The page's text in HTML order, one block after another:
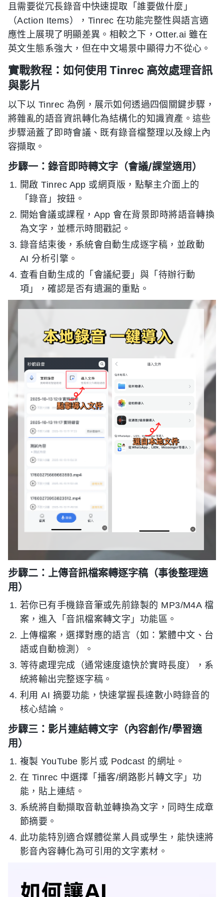
且需要從冗長錄音中快速提取「誰要做什麼」
（Action Items），Tinrec 在功能完整性與語言適
應性上展現了明顯差異。相較之下，Otter.ai 雖在
英文生態系強大，但在中文場景中顯得力不從心。
實戰教程：如何使用 Tinrec 高效處理音訊
與影片
以下以 Tinrec 為例，展示如何透過四個關鍵步驟，
將雜亂的語音資訊轉化為結構化的知識資產。這些
步驟涵蓋了即時會議、既有錄音檔整理以及線上內
容擷取。
步驟一：錄音即時轉文字（會議/課堂適用）
開啟 Tinrec App 或網頁版，點擊主介面上的
「錄音」按鈕。
開始會議或課程，App 會在背景即時將語音轉換
為文字，並標示時間戳記。
錄音結束後，系統會自動生成逐字稿，並啟動
AI 分析引擎。
查看自動生成的「會議紀要」與「待辦行動
項」，確認是否有遺漏的重點。
步驟二：上傳音訊檔案轉逐字稿（事後整理適
用）
若你已有手機錄音筆或先前錄製的 MP3/M4A 檔
案，進入「音訊檔案轉文字」功能區。
上傳檔案，選擇對應的語言（如：繁體中文、台
語或自動檢測）。
等待處理完成（通常速度遠快於實時長度），系
統將輸出完整逐字稿。
利用 AI 摘要功能，快速掌握長達數小時錄音的
核心結論。
步驟三：影片連結轉文字（內容創作/學習適
用）
複製 YouTube 影片或 Podcast 的網址。
在 Tinrec 中選擇「播客/網路影片轉文字」功
能，貼上連結。
系統將自動擷取音軌並轉換為文字，同時生成章
節摘要。
此功能特別適合媒體從業人員或學生，能快速將
影音內容轉化為可引用的文字素材。